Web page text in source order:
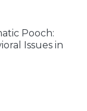
Pooch:
Issues in